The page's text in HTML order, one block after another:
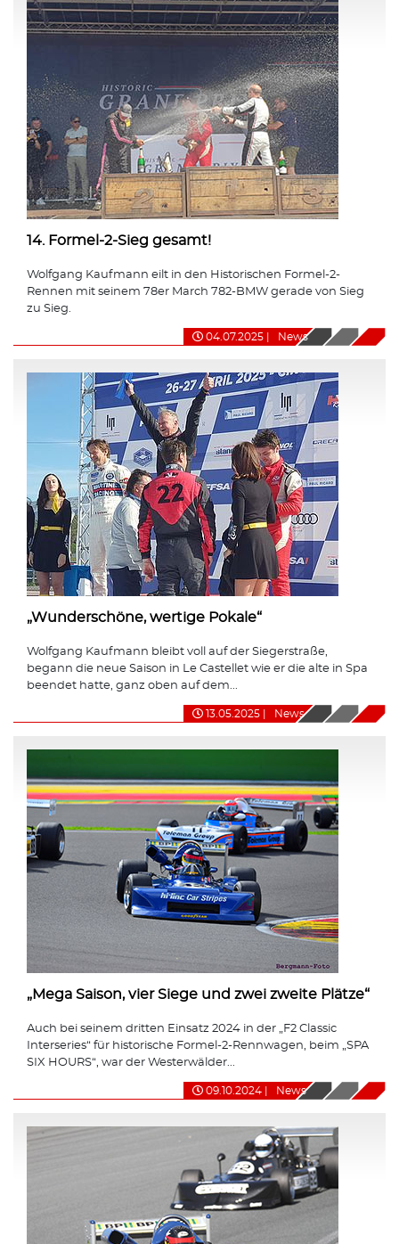
14. Formel-2-Sieg gesamt!
Wolfgang Kaufmann eilt in den Historischen Formel-2-
Rennen mit seinem 78er March 782-BMW gerade von Sieg
zu Sieg.
04.07.2025 News
„Wunderschöne, wertige Pokale“
Wolfgang Kaufmann bleibt voll auf der Siegerstraße,
begann die neue Saison in Le Castellet wie er die alte in Spa
beendet hatte, ganz oben auf dem...
13.05.2025 News
„Mega Saison, vier Siege und zwei zweite Plätze“
Auch bei seinem dritten Einsatz 2024 in der „F2 Classic
Interseries“ für historische Formel-2-Rennwagen, beim „SPA
SIX HOURS“, war der Westerwälder...
09.10.2024 News